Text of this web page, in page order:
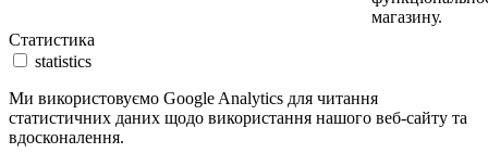
магазину.
Статистика
statistics
Ми використовуємо Google Analytics для читання
статистичних даних щодо використання нашого веб-сайту та
вдосконалення.